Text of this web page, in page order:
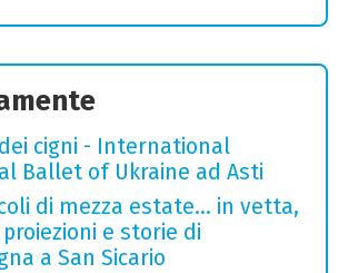
cigni - International
Ballet of Ukraine ad Asti
di mezza estate… in vetta,
e storie di
a San Sicario